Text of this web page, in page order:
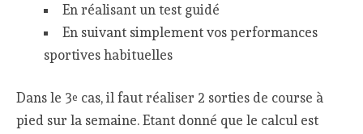
En réalisant un test guidé
En suivant simplement vos performances
sportives habituelles
Dans le 3e cas, il faut réaliser 2 sorties de course à
pied sur la semaine. Etant donné que le calcul est